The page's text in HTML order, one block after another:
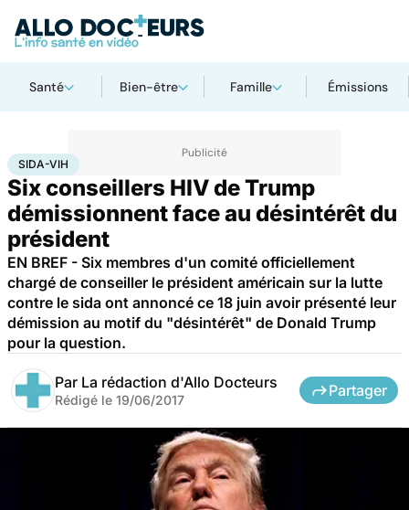
Santé Bien-être Famille Émissions
AccueilSanté
SIDA-VIH
Six conseillers HIV de Trump
démissionnent face au désintérêt du
président
EN BREF - Six membres d'un comité officiellement
chargé de conseiller le président américain sur la lutte
contre le sida ont annoncé ce 18 juin avoir présenté leur
démission au motif du "désintérêt" de Donald Trump
pour la question.
Par La rédaction d'Allo Docteurs
Rédigé le 19/06/2017
Partager